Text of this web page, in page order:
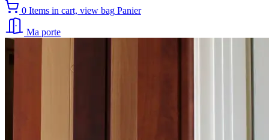
0 Items in cart, view bag Panier
Ma porte